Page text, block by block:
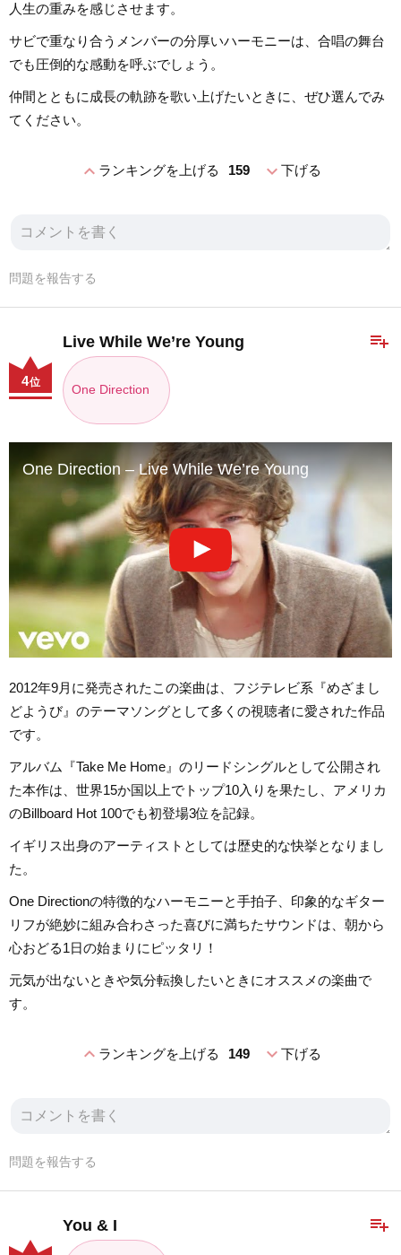
人生の重みを感じさせます。
サビで重なり合うメンバーの分厚いハーモニーは、合唱の舞台
でも圧倒的な感動を呼ぶでしょう。
仲間とともに成長の軌跡を歌い上げたいときに、ぜひ選んでみ
てください。
expand_lessランキングを上げる 159 expand_more下げる
問題を報告する
playlist_add
Live While We’re Young
One Direction
4位
One Direction – Live While We’re Young
2012年9月に発売されたこの楽曲は、フジテレビ系『めざまし
どようび』のテーマソングとして多くの視聴者に愛された作品
です。
アルバム『Take Me Home』のリードシングルとして公開され
た本作は、世界15か国以上でトップ10入りを果たし、アメリカ
のBillboard Hot 100でも初登場3位を記録。
イギリス出身のアーティストとしては歴史的な快挙となりまし
た。
One Directionの特徴的なハーモニーと手拍子、印象的なギター
リフが絶妙に組み合わさった喜びに満ちたサウンドは、朝から
心おどる1日の始まりにピッタリ！
元気が出ないときや気分転換したいときにオススメの楽曲で
す。
expand_lessランキングを上げる 149 expand_more下げる
問題を報告する
playlist_add
You & I